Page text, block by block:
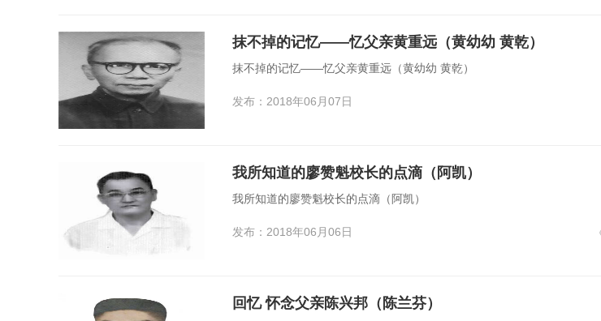
抹不掉的记忆——忆父亲黄重远（黄幼幼 黄乾）
抹不掉的记忆——忆父亲黄重远（黄幼幼 黄乾）
发布：2018年06月07日
我所知道的廖赞魁校长的点滴（阿凯）
我所知道的廖赞魁校长的点滴（阿凯）
发布：2018年06月06日
回忆 怀念父亲陈兴邦（陈兰芬）